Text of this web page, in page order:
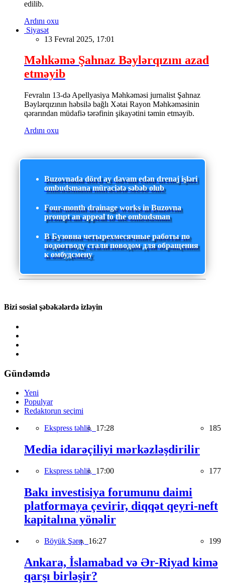
edilib.
Ardını oxu
Siyasət
13 Fevral 2025, 17:01
Məhkəmə Şahnaz Bəylərqızını azad
etməyib
Fevralın 13-də Apellyasiya Məhkəməsi jurnalist Şahnaz
Bəylərqızının həbsilə bağlı Xətai Rayon Məhkəməsinin
qərarından müdafiə tərəfinin şikayətini təmin etməyib.
Ardını oxu
Buzovnada dörd ay davam edən drenaj işləri
ombudsmana müraciətə səbəb olub
Four-month drainage works in Buzovna
prompt an appeal to the ombudsman
В Бузовна четырехмесячные работы по
водоотводу стали поводом для обращения
к омбудсмену
Bizi sosial şəbəkələrdə izləyin
Gündəmdə
Yeni
Populyar
Redaktorun seçimi
Ekspress təhlil, 17:28 185
Media idarəçiliyi mərkəzləşdirilir
Ekspress təhlil, 17:00 177
Bakı investisiya forumunu daimi
platformaya çevirir, diqqət qeyri-neft
kapitalına yönəlir
Böyük Şərq, 16:27 199
Ankara, İslamabad və Ər-Riyad kimə
qarşı birləşir?